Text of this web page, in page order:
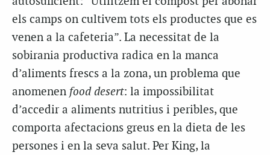
els camps on cultivem tots els productes que es
venen a la cafeteria”. La necessitat de la
sobirania productiva radica en la manca
d’aliments frescs a la zona, un problema que
anomenen food desert: la impossibilitat
d’accedir a aliments nutritius i peribles, que
comporta afectacions greus en la dieta de les
persones i en la seva salut. Per King, la